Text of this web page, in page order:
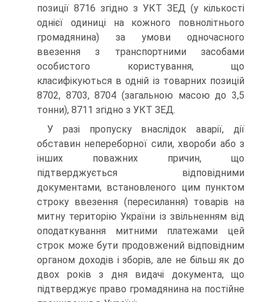
позиції 8716 згідно з УКТ ЗЕД (у кількості
однієї одиниці на кожного повнолітнього
громадянина) за умови одночасного
ввезення з транспортними засобами
особистого користування, що
класифікуються в одній із товарних позицій
8702, 8703, 8704 (загальною масою до 3,5
тонни), 8711 згідно з УКТ ЗЕД.
У разі пропуску внаслідок аварії, дії
обставин непереборної сили, хвороби або з
інших поважних причин, що
підтверджується відповідними
документами, встановленого цим пунктом
строку ввезення (пересилання) товарів на
митну територію України із звільненням від
оподаткування митними платежами цей
строк може бути продовжений відповідним
органом доходів і зборів, але не більш як до
двох років з дня видачі документа, що
підтверджує право громадянина на постійне